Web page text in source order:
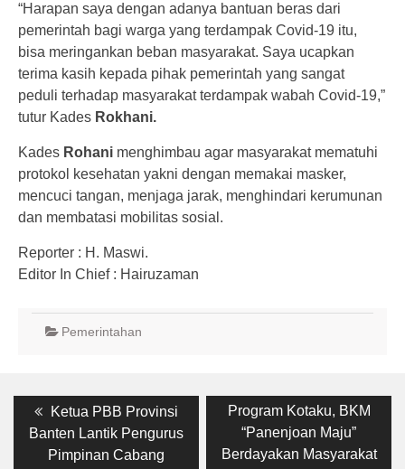
“Harapan saya dengan adanya bantuan beras dari
pemerintah bagi warga yang terdampak Covid-19 itu,
bisa meringankan beban masyarakat. Saya ucapkan
terima kasih kepada pihak pemerintah yang sangat
peduli terhadap masyarakat terdampak wabah Covid-19,”
tutur Kades Rokhani.
Kades Rohani menghimbau agar masyarakat mematuhi
protokol kesehatan yakni dengan memakai masker,
mencuci tangan, menjaga jarak, menghindari kerumunan
dan membatasi mobilitas sosial.
Reporter : H. Maswi.
Editor In Chief : Hairuzaman
Pemerintahan
Post
navigation
Previous
post:
Ketua PBB Provinsi
Banten Lantik Pengurus
Pimpinan Cabang
Next
post:
Program Kotaku, BKM
“Panenjoan Maju”
Berdayakan Masyarakat